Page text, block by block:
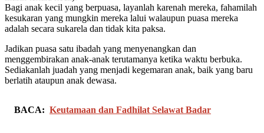
Bagi anak kecil yang berpuasa, layanlah karenah mereka, fahamilah
kesukaran yang mungkin mereka lalui walaupun puasa mereka
adalah secara sukarela dan tidak kita paksa.
Jadikan puasa satu ibadah yang menyenangkan dan
menggembirakan anak-anak terutamanya ketika waktu berbuka.
Sediakanlah juadah yang menjadi kegemaran anak, baik yang baru
berlatih ataupun anak dewasa.
BACA: Keutamaan dan Fadhilat Selawat Badar